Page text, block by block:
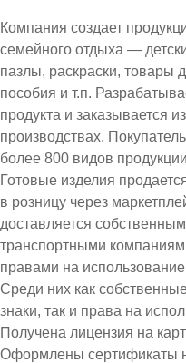
Компания создает
семейного отдыха —
пазлы, раскраски, товары
пособия и т.п.
продукта и заказывается
производствах.
более 800 видов
Готовые изделия
в розницу через
доставляется
транспортными
правами на
Среди них как
знаки, так и права на
Получена лицензия на
Оформлены сертификаты